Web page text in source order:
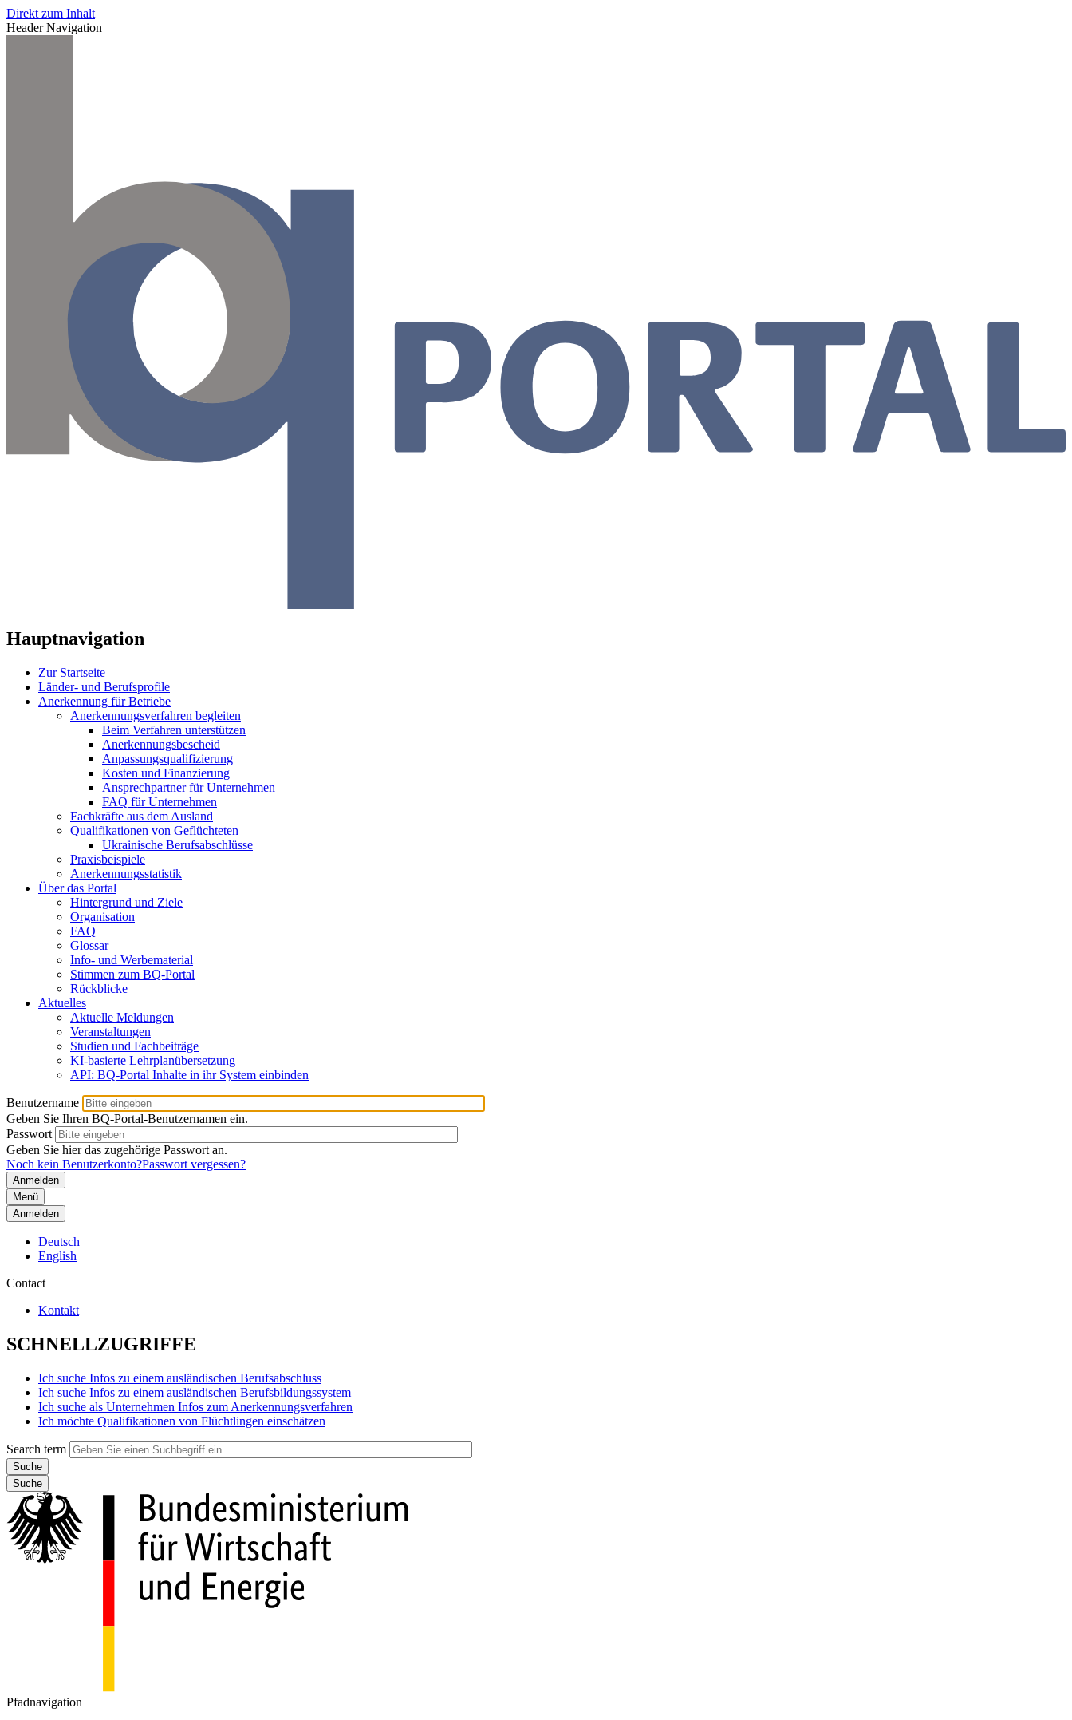
Direkt zum Inhalt
Header Navigation
Hauptnavigation
Zur Startseite
Länder- und Berufsprofile
Anerkennung für Betriebe
Anerkennungsverfahren begleiten
Beim Verfahren unterstützen
Anerkennungsbescheid
Anpassungsqualifizierung
Kosten und Finanzierung
Ansprechpartner für Unternehmen
FAQ für Unternehmen
Fachkräfte aus dem Ausland
Qualifikationen von Geflüchteten
Ukrainische Berufsabschlüsse
Praxisbeispiele
Anerkennungsstatistik
Über das Portal
Hintergrund und Ziele
Organisation
FAQ
Glossar
Info- und Werbematerial
Stimmen zum BQ-Portal
Rückblicke
Aktuelles
Aktuelle Meldungen
Veranstaltungen
Studien und Fachbeiträge
KI-basierte Lehrplanübersetzung
API: BQ-Portal Inhalte in ihr System einbinden
Benutzername
Geben Sie Ihren BQ-Portal-Benutzernamen ein.
Passwort
Geben Sie hier das zugehörige Passwort an.
Noch kein Benutzerkonto?Passwort vergessen?
Menü
Anmelden
Deutsch
English
Contact
Kontakt
SCHNELLZUGRIFFE
Ich suche Infos zu einem ausländischen Berufsabschluss
Ich suche Infos zu einem ausländischen Berufsbildungssystem
Ich suche als Unternehmen Infos zum Anerkennungsverfahren
Ich möchte Qualifikationen von Flüchtlingen einschätzen
Search term
Suche
Pfadnavigation